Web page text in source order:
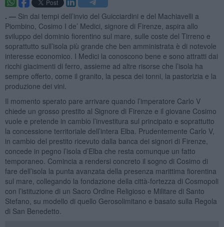
. — Sin dai tempi dell’invio del Guicciardini e del Machiavelli a
Piombino, Cosimo I de’ Medici, signore di Firenze, aspira allo
sviluppo del dominio fiorentino sul mare, sulle coste del Tirreno e
soprattutto sull’isola più grande che ben amministrata è di notevole
interesse economico. I Medici la conoscono bene e sono attratti dai
ricchi giacimenti di ferro, assieme ad altre risorse che l’isola ha
sempre offerto, come il granito, la pesca dei tonni, la pastorizia e la
produzione dei vini.
Il momento sperato pare arrivare quando l’imperatore Carlo V
chiede un grosso prestito al Signore di Firenze e il giovane Cosimo
vuole e pretende in cambio l’investitura sul principato e soprattutto
la concessione territoriale dell’intera Elba. Prudentemente Carlo V,
in cambio del prestito ricevuto dalla banca dei signori di Firenze,
concede in pegno l’isola d’Elba che resta comunque un fatto
temporaneo. Comincia a rendersi concreto il sogno di Cosimo di
fare dell’isola la punta avanzata della presenza marittima fiorentina
sul mare, collegando la fondazione della città-fortezza di Cosmopoli
con l’istituzione di un Sacro Ordine Religioso e Militare di Santo
Stefano, su modello di quello Gerosolimitano e basato sulla Regola
di San Benedetto.